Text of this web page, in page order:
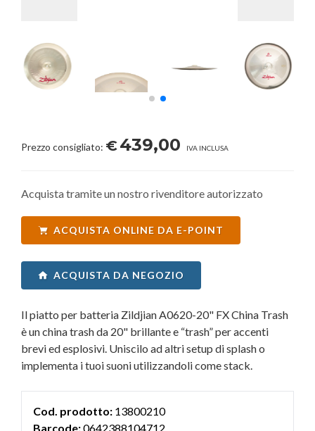
Prezzo consigliato: €439,00 IVA INCLUSA
Acquista tramite un nostro rivenditore autorizzato
ACQUISTA ONLINE DA E-POINT
ACQUISTA DA NEGOZIO
Il piatto per batteria Zildjian A0620-20" FX China Trash
è un china trash da 20" brillante e “trash” per accenti
brevi ed esplosivi. Uniscilo ad altri setup di splash o
implementa i tuoi suoni utilizzandoli come stack.
Cod. prodotto: 13800210
Barcode:0642388104712